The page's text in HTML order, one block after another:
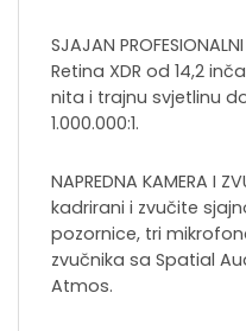
SJAJAN
Retina XDR od 14,2
nita i trajnu svjetlinu
1.000.000:1.
NAPREDNA KAMERA I
kadrirani i zvučite
pozornice, tri
zvučnika sa Spatial
Atmos.